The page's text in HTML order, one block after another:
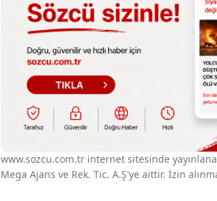
www.sozcu.com.tr internet sitesinde
Mega Ajans ve Rek. Tic. A.Ş'ye aittir. İzin